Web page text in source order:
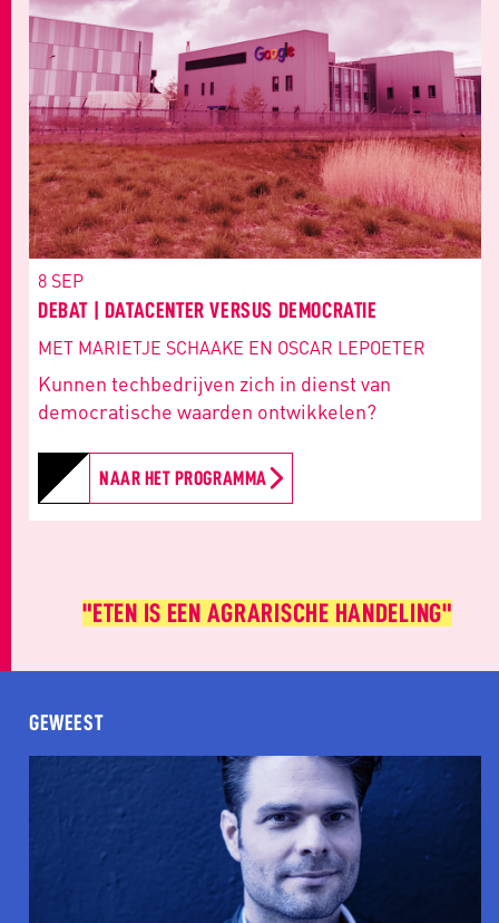
8 SEP
DEBAT | DATACENTER VERSUS DEMOCRATIE
MET MARIETJE SCHAAKE EN OSCAR LEPOETER
Kunnen techbedrijven zich in dienst van
democratische waarden ontwikkelen?
NAAR HET PROGRAMMA
"ETEN IS EEN AGRARISCHE HANDELING"
GEWEEST